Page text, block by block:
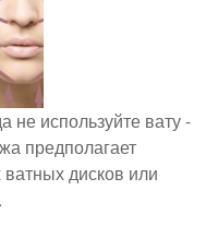
не используйте вату -
предполагает
дисков или